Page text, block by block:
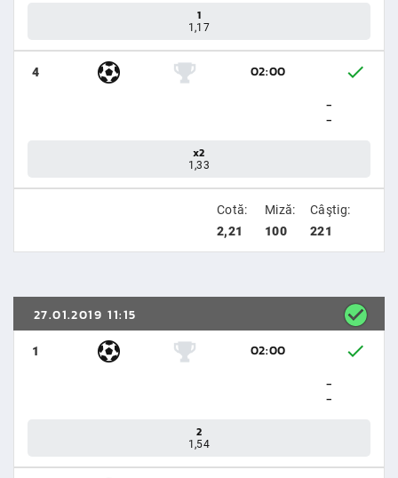
1
1,17
4
02:00
-
-
x2
1,33
Cotă:
2,21
Miză:
100
Câştig:
221
27.01.2019 11:15
1
02:00
-
-
2
1,54